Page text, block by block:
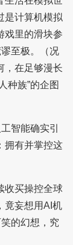
是计算机模拟
戏里的滑块参
至极。（况
，在足够漫长
种族”的企图
智能确实引
拥有并掌控这
收买操控全球
竟妄想用AI机
的幻想，究